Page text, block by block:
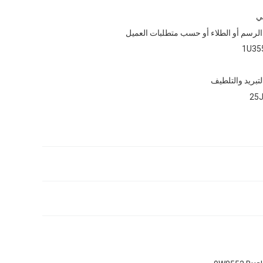
الرسم أو الطلاء أو حسب متطلبات العميل
والتلطيف